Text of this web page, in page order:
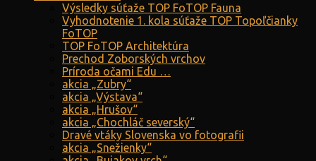
Výsledky súťaže TOP FoTOP Fauna
Vyhodnotenie 1. kola súťaže TOP Topoľčianky
FoTOP
TOP FoTOP Architektúra
Prechod Zoborských vrchov
Príroda očami Edu …
akcia „Zubry“
akcia „Výstava“
akcia „Hrušov“
akcia „Chochláč severský“
Dravé vtáky Slovenska vo fotografii
akcia „Snežienky“